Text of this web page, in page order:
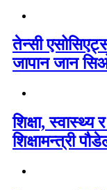
तेन्सी
जापान जान
शिक्षा, स्वास्थ्य
शिक्षामन्त्री